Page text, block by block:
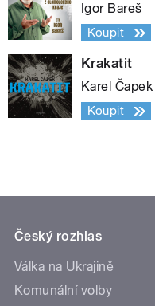
Igor Bareš
Koupit
Krakatit
Karel Čapek
Koupit
Český rozhlas
Válka na Ukrajině
Komunální volby